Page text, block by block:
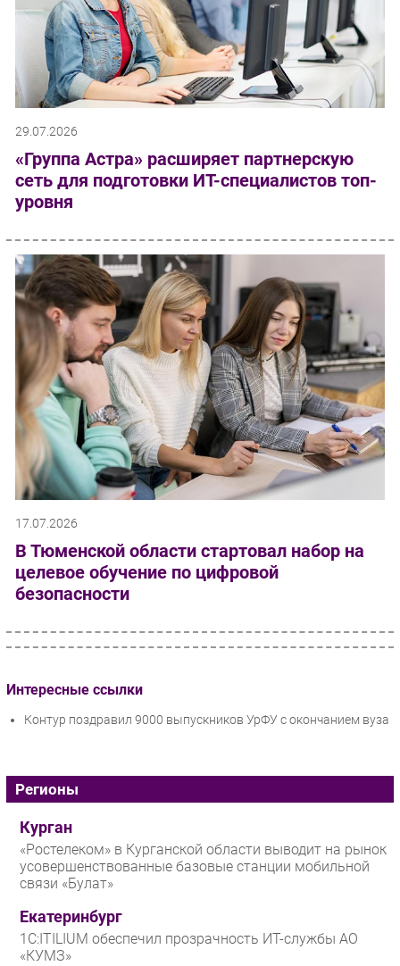
29.07.2026
«Группа Астра» расширяет партнерскую
сеть для подготовки ИТ-специалистов топ-
уровня
17.07.2026
В Тюменской области стартовал набор на
целевое обучение по цифровой
безопасности
Интересные ссылки
Контур поздравил 9000 выпускников УрФУ с окончанием вуза
Регионы
Курган
«Ростелеком» в Курганской области выводит на рынок
усовершенствованные базовые станции мобильной
связи «Булат»
Екатеринбург
1С:ITILIUM обеспечил прозрачность ИТ-службы АО
«КУМЗ»